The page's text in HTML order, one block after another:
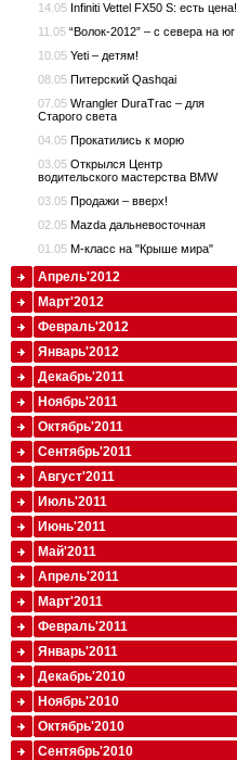
14.05 Infiniti Vettel FX50 S: есть цена!
11.05 “Волок-2012” – с севера на юг
10.05 Yeti – детям!
08.05 Питерский Qashqai
07.05 Wrangler DuraTrac – для
Старого света
04.05 Прокатились к морю
03.05 Открылся Центр
водительского мастерства BMW
03.05 Продажи – вверх!
02.05 Mazda дальневосточная
01.05 М-класс на "Крыше мира"
Апрель'2012
Март'2012
Февраль'2012
Январь'2012
Декабрь'2011
Ноябрь'2011
Октябрь'2011
Сентябрь'2011
Август'2011
Июль'2011
Июнь'2011
Май'2011
Апрель'2011
Март'2011
Февраль'2011
Январь'2011
Декабрь'2010
Ноябрь'2010
Октябрь'2010
Сентябрь'2010